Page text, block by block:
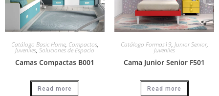
Catálogo Basic Home, Compactos,
Juveniles, Soluciones de Espacio
Camas Compactas B001
Read more
Catálogo Formas19, Junior Senior,
Juveniles
Cama Junior Senior F501
Read more